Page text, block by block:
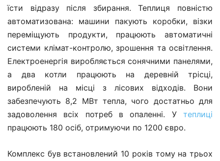
їсти відразу після збирання. Теплиця повністю
автоматизована: машини пакують коробки, візки
переміщують продукти, працюють автоматичні
системи клімат-контролю, зрошення та освітлення.
Електроенергія виробляється сонячними панелями,
а два котли працюють на деревній трісці,
виробленій на місці з лісових відходів. Вони
забезпечують 8,2 МВт тепла, чого достатньо для
задоволення всіх потреб в опаленні. У теплиці
працюють 180 осіб, отримуючи по 1200 євро.
Комплекс був встановлений 10 років тому на трьох